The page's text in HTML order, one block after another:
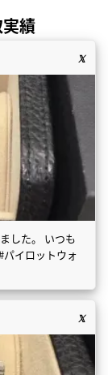
績
した。 いつも
パイロットウォ